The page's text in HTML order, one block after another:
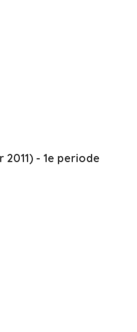
- 1e periode